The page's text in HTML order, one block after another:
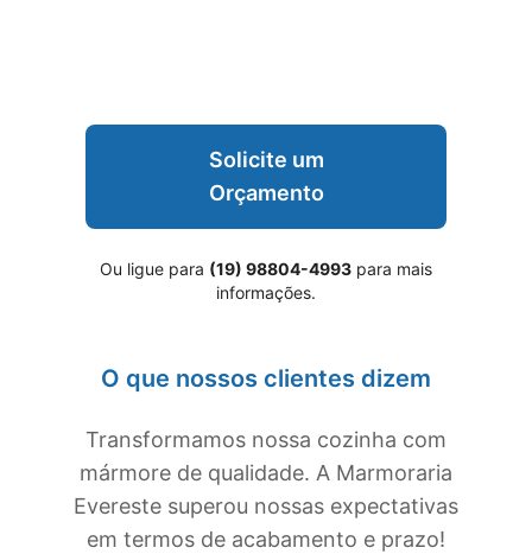
Solicite um
Orçamento
Ou ligue para (19) 98804-4993 para mais
informações.
O que nossos clientes dizem
Transformamos nossa cozinha com
mármore de qualidade. A Marmoraria
Evereste superou nossas expectativas
em termos de acabamento e prazo!